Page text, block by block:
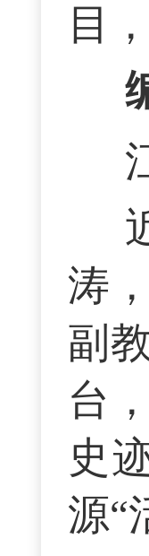
目
涛
副
台
史
源“